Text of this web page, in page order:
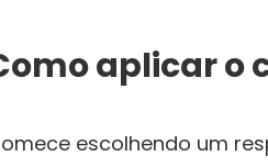
aplicar o
escolhendo um